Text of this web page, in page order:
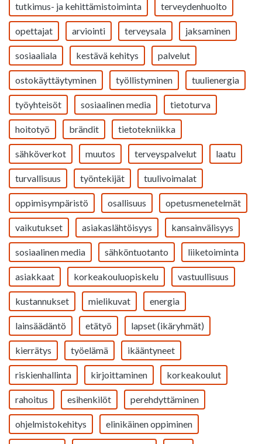
tutkimus- ja kehittämistoiminta terveydenhuolto
opettajat arviointi terveysala jaksaminen
sosiaaliala kestävä kehitys palvelut
ostokäyttäytyminen työllistyminen tuulienergia
työyhteisöt sosiaalinen media tietoturva
hoitotyö brändit tietotekniikka
sähköverkot muutos terveyspalvelut laatu
turvallisuus työntekijät tuulivoimalat
oppimisympäristö osallisuus opetusmenetelmät
vaikutukset asiakaslähtöisyys kansainvälisyys
sosiaalinen media sähköntuotanto liiketoiminta
asiakkaat korkeakouluopiskelu vastuullisuus
kustannukset mielikuvat energia
lainsäädäntö etätyö lapset (ikäryhmät)
kierrätys työelämä ikääntyneet
riskienhallinta kirjoittaminen korkeakoulut
rahoitus esihenkilöt perehdyttäminen
ohjelmistokehitys elinikäinen oppiminen